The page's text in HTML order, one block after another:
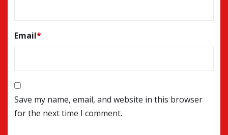
Email*
Save my name, email, and website in this browser
for the next time I comment.